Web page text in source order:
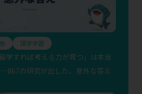
語学学習
留学すれば考える力が育つ」は本当
の研究が出した、意外な答え